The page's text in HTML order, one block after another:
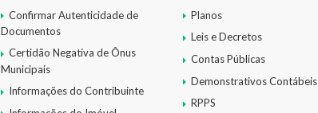
Confirmar Autenticidade de
Documentos
Certidão Negativa de Ônus
Municipais
Informações do Contribuinte
Planos
Leis e Decretos
Contas Públicas
Demonstrativos Contábeis
RPPS